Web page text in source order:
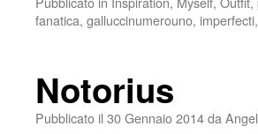
fanatica, galluccinumerouno, imperfecti,
Notorius
Pubblicato il 30 Gennaio 2014da